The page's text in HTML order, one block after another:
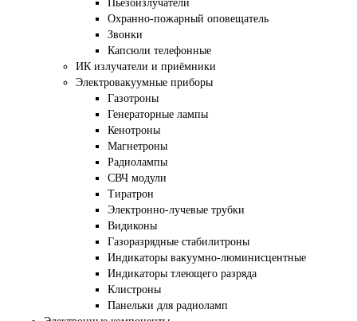
Пьезоизлучатели
Охранно-пожарный оповещатель
Звонки
Капсюли телефонные
ИК излучатели и приёмники
Электровакуумные приборы
Газотроны
Генераторные лампы
Кенотроны
Магнетроны
Радиолампы
СВЧ модули
Тиратрон
Электронно-лучевые трубки
Видиконы
Газоразрядные стабилитроны
Индикаторы вакуумно-люминисцентные
Индикаторы тлеющего разряда
Клистроны
Панельки для радиоламп